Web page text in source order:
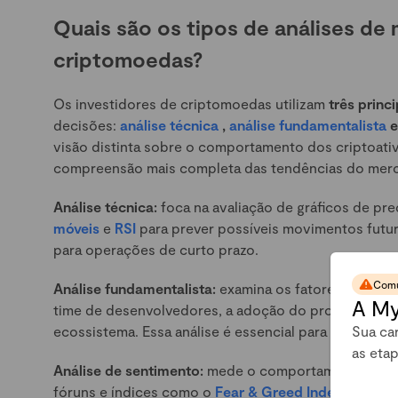
Quais são os tipos de análises
criptomoedas?
Os investidores de criptomoedas utilizam três
decisões: análise técnica análise fundamentalista e
visão distinta sobre o comportamento dos
compreensão mais completa das tendências do
Análise técnica: foca na avaliação de gráficos de
móveis e RSI para prever possíveis movimentos
para operações de curto prazo.
Análise fundamentalista: examina os fatores
time de desenvolvedores, a adoção do protocolo,
ecossistema. Essa análise é essencial para decisões
Análise de sentimento: mede o comportamento e
fóruns e índices como o Fear & Greed Index
. Esse
A
Sua
as